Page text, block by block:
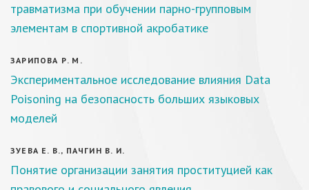
травматизма при обучении парно-групповым
элементам в спортивной акробатике
ЗАРИПОВА Р. М.
Экспериментальное исследование влияния Data
Poisoning на безопасность больших языковых
моделей
ЗУЕВА Е. В., ПАЧГИН В. И.
Понятие организации занятия проституцией как